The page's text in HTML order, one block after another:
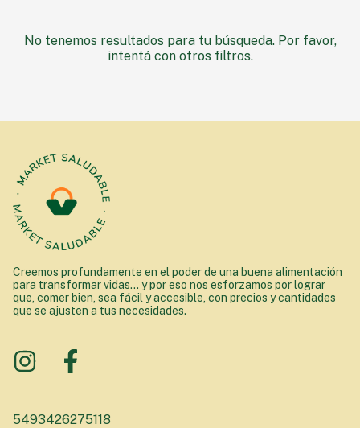
No tenemos resultados para tu búsqueda. Por favor,
intentá con otros filtros.
Creemos profundamente en el poder de una buena alimentación
para transformar vidas... y por eso nos esforzamos por lograr
que, comer bien, sea fácil y accesible, con precios y cantidades
que se ajusten a tus necesidades.
5493426275118